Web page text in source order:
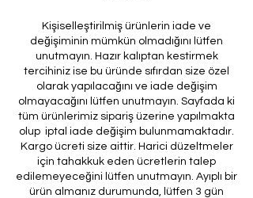
Kişiselleştirilmiş ürünlerin iade ve
değişiminin mümkün olmadığını lütfen
unutmayın. Hazır kalıptan kestirmek
tercihiniz ise bu üründe sıfırdan size özel
olarak yapılacağını ve iade değişim
olmayacağını lütfen unutmayın. Sayfada ki
tüm ürünlerimiz sipariş üzerine yapılmakta
olup iptal iade değişim bulunmamaktadır.
Kargo ücreti size aittir. Harici düzeltmeler
için tahakkuk eden ücretlerin talep
edilemeyeceğini lütfen unutmayın. Ayıplı bir
ürün almanız durumunda, lütfen 3 gün